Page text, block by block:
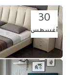
30
أغسطس